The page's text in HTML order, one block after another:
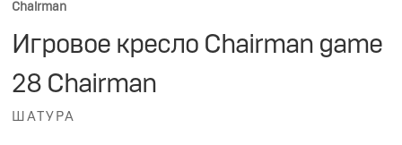
Chairman
Игровое кресло Chairman game
28 Chairman
ШАТУРА